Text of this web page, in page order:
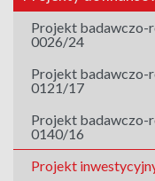
Projekt badawczo-
0026/24
Projekt badawczo-
0121/17
Projekt badawczo-
0140/16
Projekt